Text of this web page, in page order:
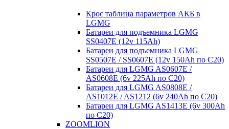
Крос таблица параметров АКБ в
LGMG
Батареи для подъемника LGMG
SS0407E (12v 115Ah)
Батареи для подъемника LGMG
SS0507E / SS0607E (12v 150Ah по С20)
Батареи для LGMG AS0607E /
AS0608E (6v 225Ah по С20)
Батареи для LGMG AS0808E /
AS1012E / AS1212 (6v 240Ah по С20)
Батареи для LGMG AS1413E (6v 300Ah
по С20)
ZOOMLION